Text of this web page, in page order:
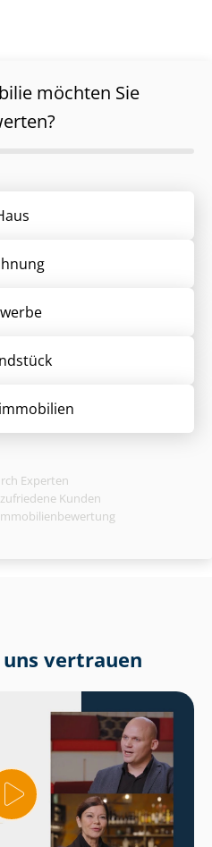
möchten Sie
Experten
Kunden
vertrauen